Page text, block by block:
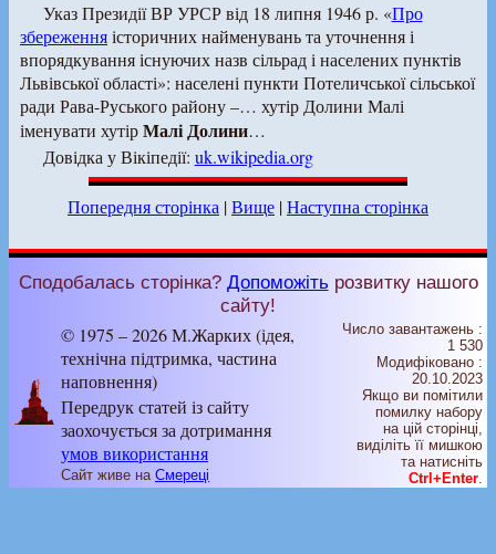
Указ Президії ВР УРСР від 18 липня 1946 р. «Про
збереженняісторичних найменувань та уточнення і
впорядкування існуючих назв сільрад і населених пунктів
Львівської області»: населені пункти Потеличської сільської
ради Рава-Руського району –… хутір Долини Малі
іменувати хутірМалі Долини…
Довідка у Вікіпедії: uk.wikipedia.org
Попередня сторінка |Вище |Наступна сторінка
Сподобалась сторінка? Допоможіть розвитку нашого
сайту!
© 1975 – 2026 М.Жарких (ідея,
технічна підтримка, частина
наповнення)
Передрук статей із сайту
заохочується за дотримання
умов використання
Сайт живе на Смереці
Число завантажень :
1 530
Модифіковано :
20.10.2023
Якщо ви помітили
помилку набору
на цiй сторiнцi,
видiлiть її мишкою
та натисніть
Ctrl+Enter.